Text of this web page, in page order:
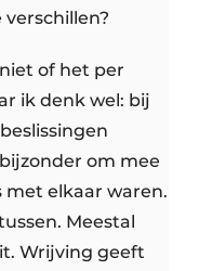
of het per
ik denk wel: bij
om mee
met elkaar waren.
Meestal
Wrijving geeft